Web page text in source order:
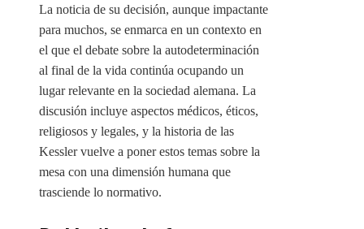
La noticia de su decisión, aunque impactante
para muchos, se enmarca en un contexto en
el que el debate sobre la autodeterminación
al final de la vida continúa ocupando un
lugar relevante en la sociedad alemana. La
discusión incluye aspectos médicos, éticos,
religiosos y legales, y la historia de las
Kessler vuelve a poner estos temas sobre la
mesa con una dimensión humana que
trasciende lo normativo.